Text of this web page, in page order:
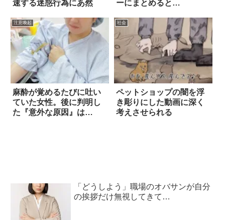
速する迷惑行為にあ然
ーにまとめると…
注意喚起
麻酔が覚めるたびに吐い
ていた女性。後に判明し
た『意外な原因』は…
社会
ペットショップの闇を浮
き彫りにした動画に深く
考えさせられる
「どうしよう」職場のオバサンが自分
の挨拶だけ無視してきて…